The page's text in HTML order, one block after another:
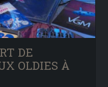
DE
OLDIES À